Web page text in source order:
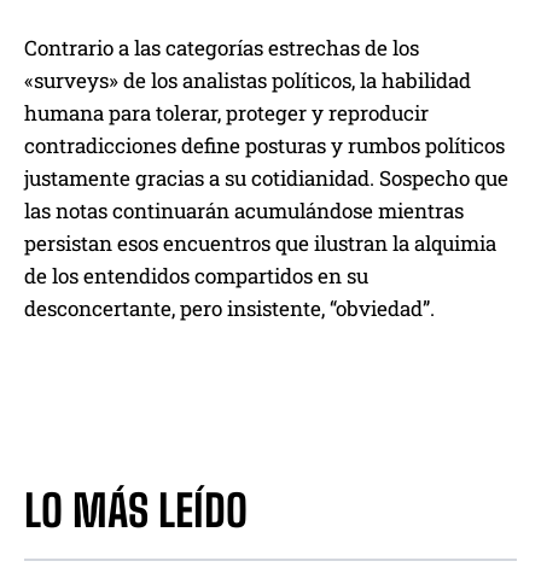
Contrario a las categorías estrechas de los
«surveys» de los analistas políticos, la habilidad
humana para tolerar, proteger y reproducir
contradicciones define posturas y rumbos políticos
justamente gracias a su cotidianidad. Sospecho que
las notas continuarán acumulándose mientras
persistan esos encuentros que ilustran la alquimia
de los entendidos compartidos en su
desconcertante, pero insistente, “obviedad”.
LO MÁS LEÍDO